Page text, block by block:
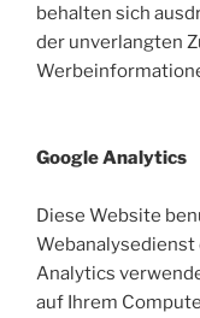
behalten sich
der unverlangten
Google Analytics
Diese Website
Webanalysedienst
Analytics
auf Ihrem